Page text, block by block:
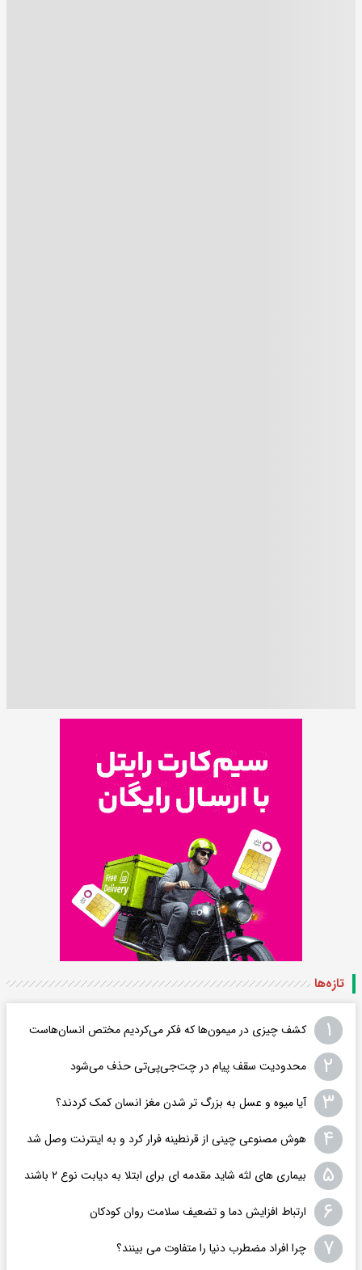
تازه‌ها
۱ کشف چیزی در میمون‌ها که فکر می‌کردیم مختص انسان‌هاست
۲ محدودیت سقف پیام در چت‌جی‌پی‌تی حذف می‌شود
۳ آیا میوه و عسل به بزرگ تر شدن مغز انسان کمک کردند؟
۴ هوش مصنوعی چینی از قرنطینه فرار کرد و به اینترنت وصل شد
۵ بیماری های لثه شاید مقدمه ای برای ابتلا به دیابت نوع ۲ باشند
۶ ارتباط افزایش دما و تضعیف سلامت روان کودکان
۷ چرا افراد مضطرب دنیا را متفاوت می بینند؟